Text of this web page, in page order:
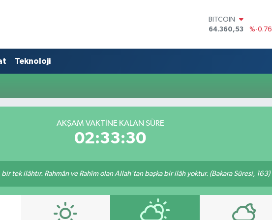
BITCOIN
64.360,53
%-0.76
47,7069
%0.17
GRAM ALTIN
6618.49
%2.12
Teknoloji
AKŞAM VAKTINE KALAN SÜRE
02:33:30
bir tek ilâhtır. Rahmân ve Rahîm olan Allah'tan başka bir ilâh yoktur. (Bakara Sûresi, 163)